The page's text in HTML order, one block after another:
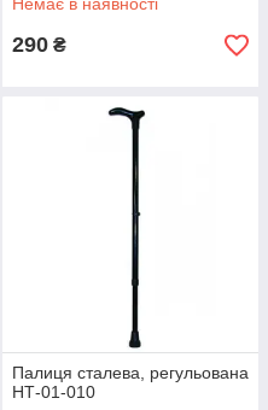
290 ₴
Палиця сталева, регульована
НТ-01-010